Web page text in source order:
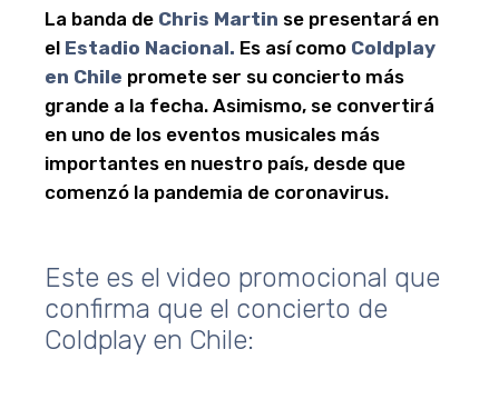
La banda de Chris Martin se presentará en
el Estadio Nacional. Es así como Coldplay
en Chile promete ser su concierto más
grande a la fecha. Asimismo, se convertirá
en uno de los eventos musicales más
importantes en nuestro país, desde que
comenzó la pandemia de coronavirus.
Este es el video promocional que
confirma que el concierto de
Coldplay en Chile: